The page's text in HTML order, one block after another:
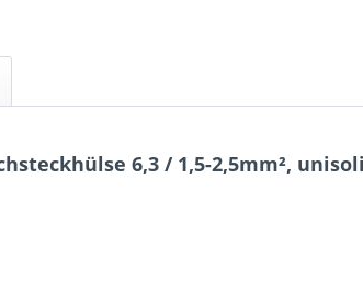
6,3 / 1,5-2,5mm²,